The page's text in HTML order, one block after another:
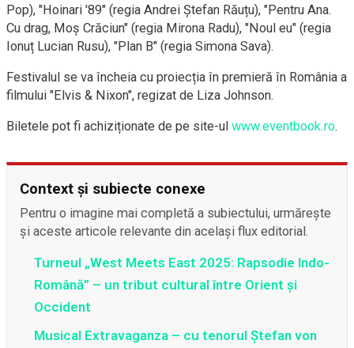
Pop), "Hoinari '89" (regia Andrei Ștefan Răuțu), "Pentru Ana.
Cu drag, Moș Crăciun" (regia Mirona Radu), "Noul eu" (regia
Ionuț Lucian Rusu), "Plan B" (regia Simona Sava).
Festivalul se va încheia cu proiecția în premieră în România a
filmului "Elvis & Nixon", regizat de Liza Johnson.
Biletele pot fi achiziționate de pe site-ul www.eventbook.ro.
Context și subiecte conexe
Pentru o imagine mai completă a subiectului, urmărește
și aceste articole relevante din același flux editorial.
Turneul „West Meets East 2025: Rapsodie Indo-
Română” – un tribut cultural între Orient și
Occident
Musical Extravaganza – cu tenorul Ștefan von